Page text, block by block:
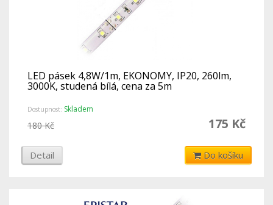
LED pásek 4,8W/1m, EKONOMY, IP20, 260lm,
3000K, studená bílá, cena za 5m
Dostupnost: Skladem
175 Kč
180 Kč
Detail Do košíku